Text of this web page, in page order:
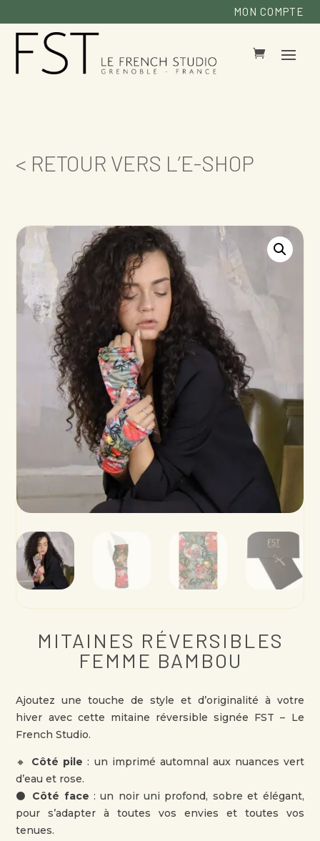
MON COMPTE
< RETOUR VERS L’E-SHOP
MITAINES RÉVERSIBLES
FEMME BAMBOU
Ajoutez une touche de style et d’originalité à votre
hiver avec cette mitaine réversible signée FST – Le
French Studio.
🔸 Côté pile : un imprimé automnal aux nuances vert
d’eau et rose.
⚫ Côté face : un noir uni profond, sobre et élégant,
pour s’adapter à toutes vos envies et toutes vos
tenues.